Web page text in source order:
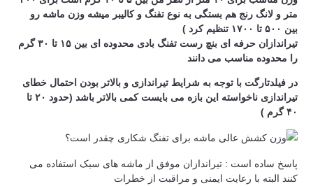
متر و لانگ رنج هم بستگی به نوع تفنگ و کالیبر میشه وزن ماشه رو
بین ۵۰۰ تا ۱۷۰۰ تنظیم کرد )
تیراندازان حرفه ای بنچ رست تفنگ بادی محدوده ای بین ۱۵ تا ۳۰ گرم
را محدوده مناسب می دانند
در فیلدتارگت با توجه به شرایط تیراندازی و بالاتر بودن احتمال خطای
تیراندازی ناخواسته این بازه می بایست کمی بالاتر باشد (حدود ۲۰ تا
۴۰ گرم )
پاسخ ساده است : تیراندازان موفق از ماشه های سبک استفاده می
کنند البته با رعایت ایمنی و مراقبت از خطرات